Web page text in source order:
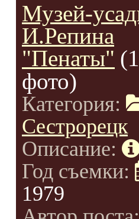
Музей-
И.Репина
"Пенаты" (1
фото)
Категория:
Сестрорецк
Описание:
Год съемки:
1979